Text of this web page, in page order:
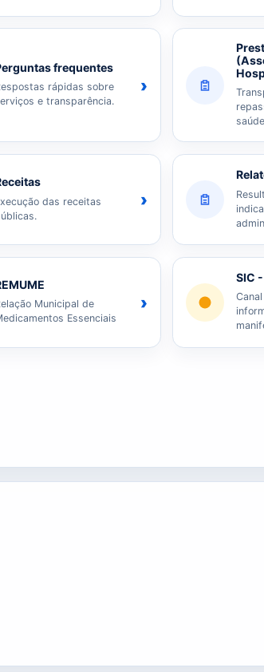
frequentes
rápidas sobre
e transparência.
›
das receitas
›
Municipal de
Essenciais
›
SIC